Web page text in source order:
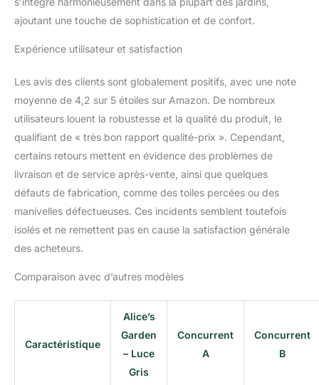
ajoutant une touche de sophistication et de confort.
Expérience utilisateur et satisfaction
Les avis des clients sont globalement positifs, avec une note
moyenne de 4,2 sur 5 étoiles sur Amazon. De nombreux
utilisateurs louent la robustesse et la qualité du produit, le
qualifiant de « très bon rapport qualité-prix ». Cependant,
certains retours mettent en évidence des problèmes de
livraison et de service après-vente, ainsi que quelques
défauts de fabrication, comme des toiles percées ou des
manivelles défectueuses. Ces incidents semblent toutefois
isolés et ne remettent pas en cause la satisfaction générale
des acheteurs.
Comparaison avec d’autres modèles
Caractéristique
Alice’s
Garden
– Luce
Gris
Concurrent
A
Concurrent
B